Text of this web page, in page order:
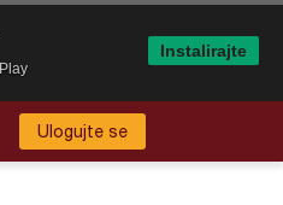
Ulogujte se
Instalirajte